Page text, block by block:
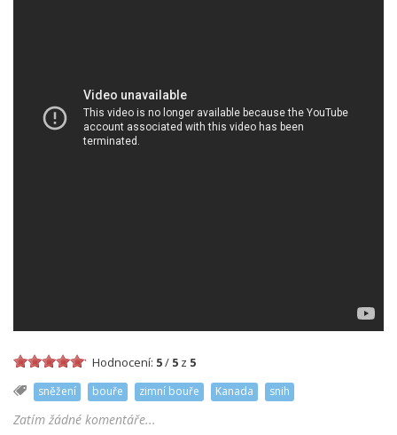
Hodnocení: 5/ 5 z 5
sněžení bouře zimní bouře Kanada snih
Zatím žádné komentáře...